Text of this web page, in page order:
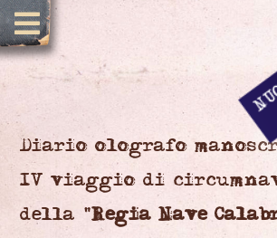
Diario olografo
IV viaggio di
della "Regia Nave